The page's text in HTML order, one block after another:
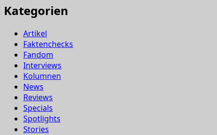
Kategorien
Artikel
Faktenchecks
Fandom
Interviews
Kolumnen
News
Reviews
Specials
Spotlights
Stories